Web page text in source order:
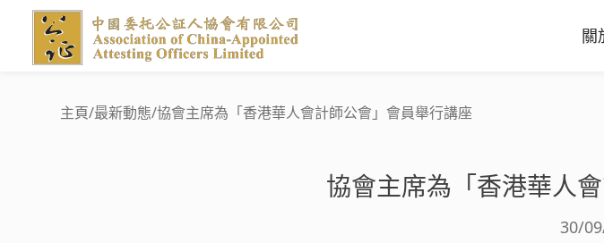
關
主頁/最新動態/協會主席為「香港華人會計師公會」會員舉行講座
協會主席為「香港華人
30/